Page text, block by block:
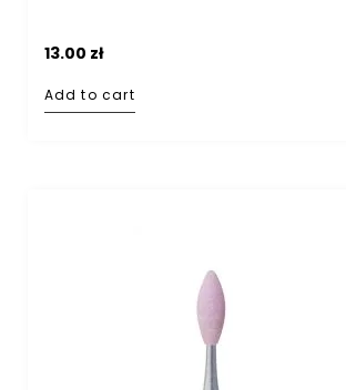
13.00 zł
Add to cart